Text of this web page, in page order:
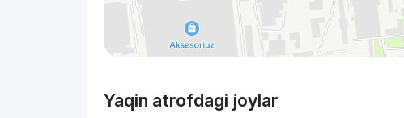
Yaqin atrofdagi joylar